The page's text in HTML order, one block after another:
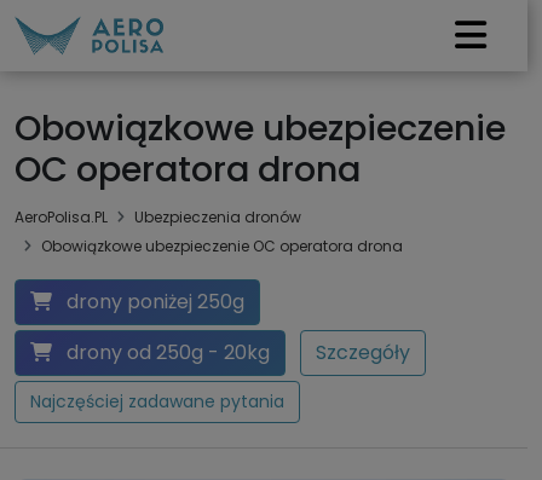
Obowiązkowe ubezpieczenie
OC operatora drona
AeroPolisa.PL
Ubezpieczenia dronów
Obowiązkowe ubezpieczenie OC operatora drona
drony poniżej 250g
drony od 250g - 20kg
Szczegóły
Najczęściej zadawane pytania